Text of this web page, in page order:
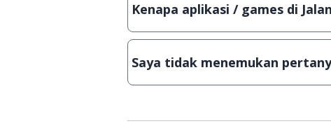
Kenapa aplikasi / games di
Demi menjaga kualitas aplikasi dan
Saya tidak menemukan
Kami dengan senang hati